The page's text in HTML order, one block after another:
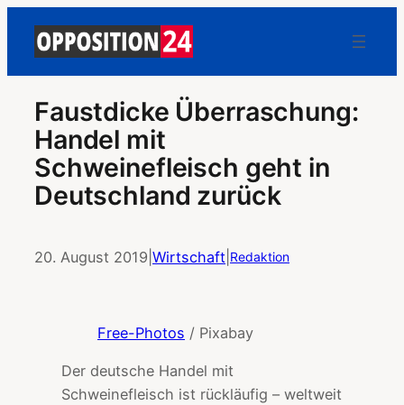
Faustdicke Überraschung:
Handel mit
Schweinefleisch geht in
Deutschland zurück
20. August 2019 Wirtschaft Redaktion
Free-Photos / Pixabay
Der deutsche Handel mit
Schweinefleisch ist rückläufig – weltweit